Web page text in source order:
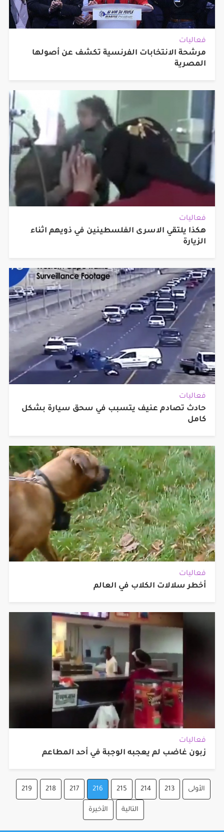
فعاليات
مرشحة الانتخابات الفرنسية تكشف عن أصولها
المصرية
فعاليات
هكذا يلتقي الاسرى الفلسطينين في ذويهم اثناء
الزيارة
فعاليات
حادث تصادم عنيف يتسبب في سحق سيارة بشكل
كامل
فعاليات
أخطر سلالات الكلاب في العالم
فعاليات
زبون غاضب لم يعجبه الوجبة في أحد المطاعم
الأولى 213
214
215
216
217
218
219
التالية الأخيرة